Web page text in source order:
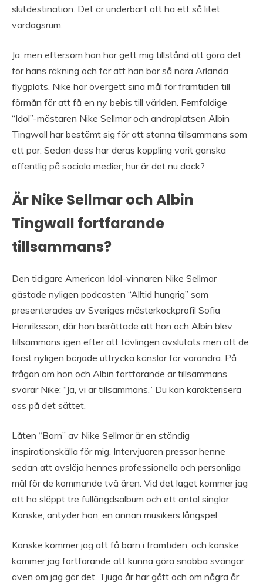
slutdestination. Det är underbart att ha ett så litet
vardagsrum.
Ja, men eftersom han har gett mig tillstånd att göra det
för hans räkning och för att han bor så nära Arlanda
flygplats. Nike har övergett sina mål för framtiden till
förmån för att få en ny bebis till världen. Femfaldige
“Idol”-mästaren Nike Sellmar och andraplatsen Albin
Tingwall har bestämt sig för att stanna tillsammans som
ett par. Sedan dess har deras koppling varit ganska
offentlig på sociala medier; hur är det nu dock?
Är Nike Sellmar och Albin
Tingwall fortfarande
tillsammans?
Den tidigare American Idol-vinnaren Nike Sellmar
gästade nyligen podcasten “Alltid hungrig” som
presenterades av Sveriges mästerkockprofil Sofia
Henriksson, där hon berättade att hon och Albin blev
tillsammans igen efter att tävlingen avslutats men att de
först nyligen började uttrycka känslor för varandra. På
frågan om hon och Albin fortfarande är tillsammans
svarar Nike: “Ja, vi är tillsammans.” Du kan karakterisera
oss på det sättet.
Låten “Barn” av Nike Sellmar är en ständig
inspirationskälla för mig. Intervjuaren pressar henne
sedan att avslöja hennes professionella och personliga
mål för de kommande två åren. Vid det laget kommer jag
att ha släppt tre fullängdsalbum och ett antal singlar.
Kanske, antyder hon, en annan musikers långspel.
Kanske kommer jag att få barn i framtiden, och kanske
kommer jag fortfarande att kunna göra snabba svängar
även om jag gör det. Tjugo år har gått och om några år